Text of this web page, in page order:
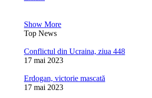
Show More
Top News
Conflictul din Ucraina, ziua 448
17 mai 2023
Erdogan, victorie mascată
17 mai 2023